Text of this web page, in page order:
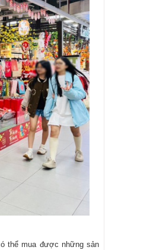
thể mua được những sản